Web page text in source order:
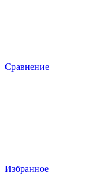
Сравнение
Избранное